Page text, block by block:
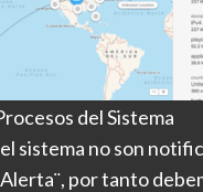
del Sistema
sistema no son
por tanto